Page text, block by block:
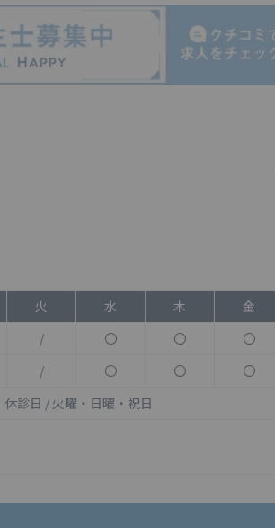
火 水 木 金
/ 〇 〇 〇
/ 〇 〇 〇
休診日 / 火曜・日曜・祝日